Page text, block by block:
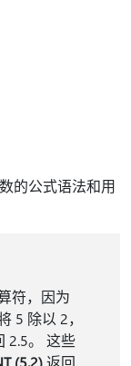
的公式语法和用
符，因为
5 除以 2，
2.5。 这些
(5,2)返回